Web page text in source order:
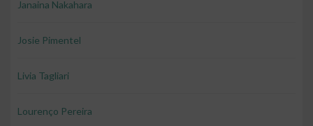
Janaina Nakahara
Josie Pimentel
Livia Tagliari
Lourenço Pereira